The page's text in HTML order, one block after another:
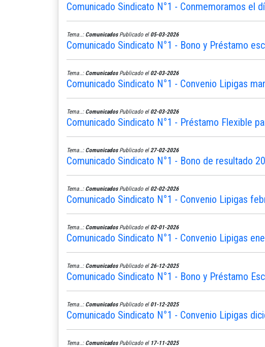
Comunicado Sindicato N°1 - Conmemoramos el
Tema..: ComunicadosPublicado el 05-03-2026
Comunicado Sindicato N°1 - Bono y Préstamo
Tema..: ComunicadosPublicado el 02-03-2026
Comunicado Sindicato N°1 - Convenio Lipigas
Tema..: ComunicadosPublicado el 02-03-2026
Comunicado Sindicato N°1 - Préstamo Flexible
Tema..: ComunicadosPublicado el27-02-2026
Comunicado Sindicato N°1 - Bono de resultado
Tema..: ComunicadosPublicado el 02-02-2026
Comunicado Sindicato N°1 - Convenio Lipigas
Tema..: ComunicadosPublicado el 02-01-2026
Comunicado Sindicato N°1 - Convenio Lipigas
Tema..: ComunicadosPublicado el26-12-2025
Comunicado Sindicato N°1 - Bono y Préstamo
Tema..: ComunicadosPublicado el 01-12-2025
Comunicado Sindicato N°1 - Convenio Lipigas
Tema..: ComunicadosPublicado el 17-11-2025